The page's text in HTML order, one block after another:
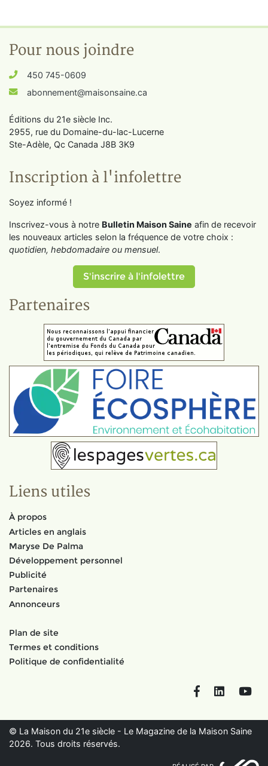
Pour nous joindre
450 745-0609
abonnement@maisonsaine.ca
Éditions du 21e siècle Inc.
2955, rue du Domaine-du-lac-Lucerne
Ste-Adèle, Qc Canada J8B 3K9
Inscription à l'infolettre
Soyez informé !
Inscrivez-vous à notre Bulletin Maison Saine afin de recevoir
les nouveaux articles selon la fréquence de votre choix :
quotidien, hebdomadaire ou mensuel.
S'inscrire à l'infolettre
Partenaires
Liens utiles
À propos
Articles en anglais
Maryse De Palma
Développement personnel
Publicité
Partenaires
Annonceurs
Plan de site
Termes et conditions
Politique de confidentialité
FacebookLinkedIn
© La Maison du 21e siècle - Le Magazine de la Maison Saine
2026. Tous droits réservés.